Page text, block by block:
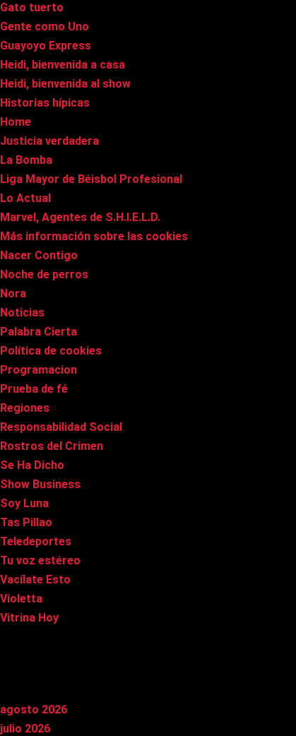
Gato tuerto
Gente como Uno
Guayoyo Express
Heidi, bienvenida a casa
Heidi, bienvenida al show
Historias hípicas
Home
Justicia verdadera
La Bomba
Liga Mayor de Béisbol Profesional
Lo Actual
Marvel, Agentes de S.H.I.E.L.D.
Más información sobre las cookies
Nacer Contigo
Noche de perros
Nora
Noticias
Palabra Cierta
Política de cookies
Programacion
Prueba de fé
Regiones
Responsabilidad Social
Rostros del Crimen
Se Ha Dicho
Show Business
Soy Luna
Tas Pillao
Teledeportes
Tu voz estéreo
Vacílate Esto
Violetta
Vitrina Hoy
agosto 2026
julio 2026